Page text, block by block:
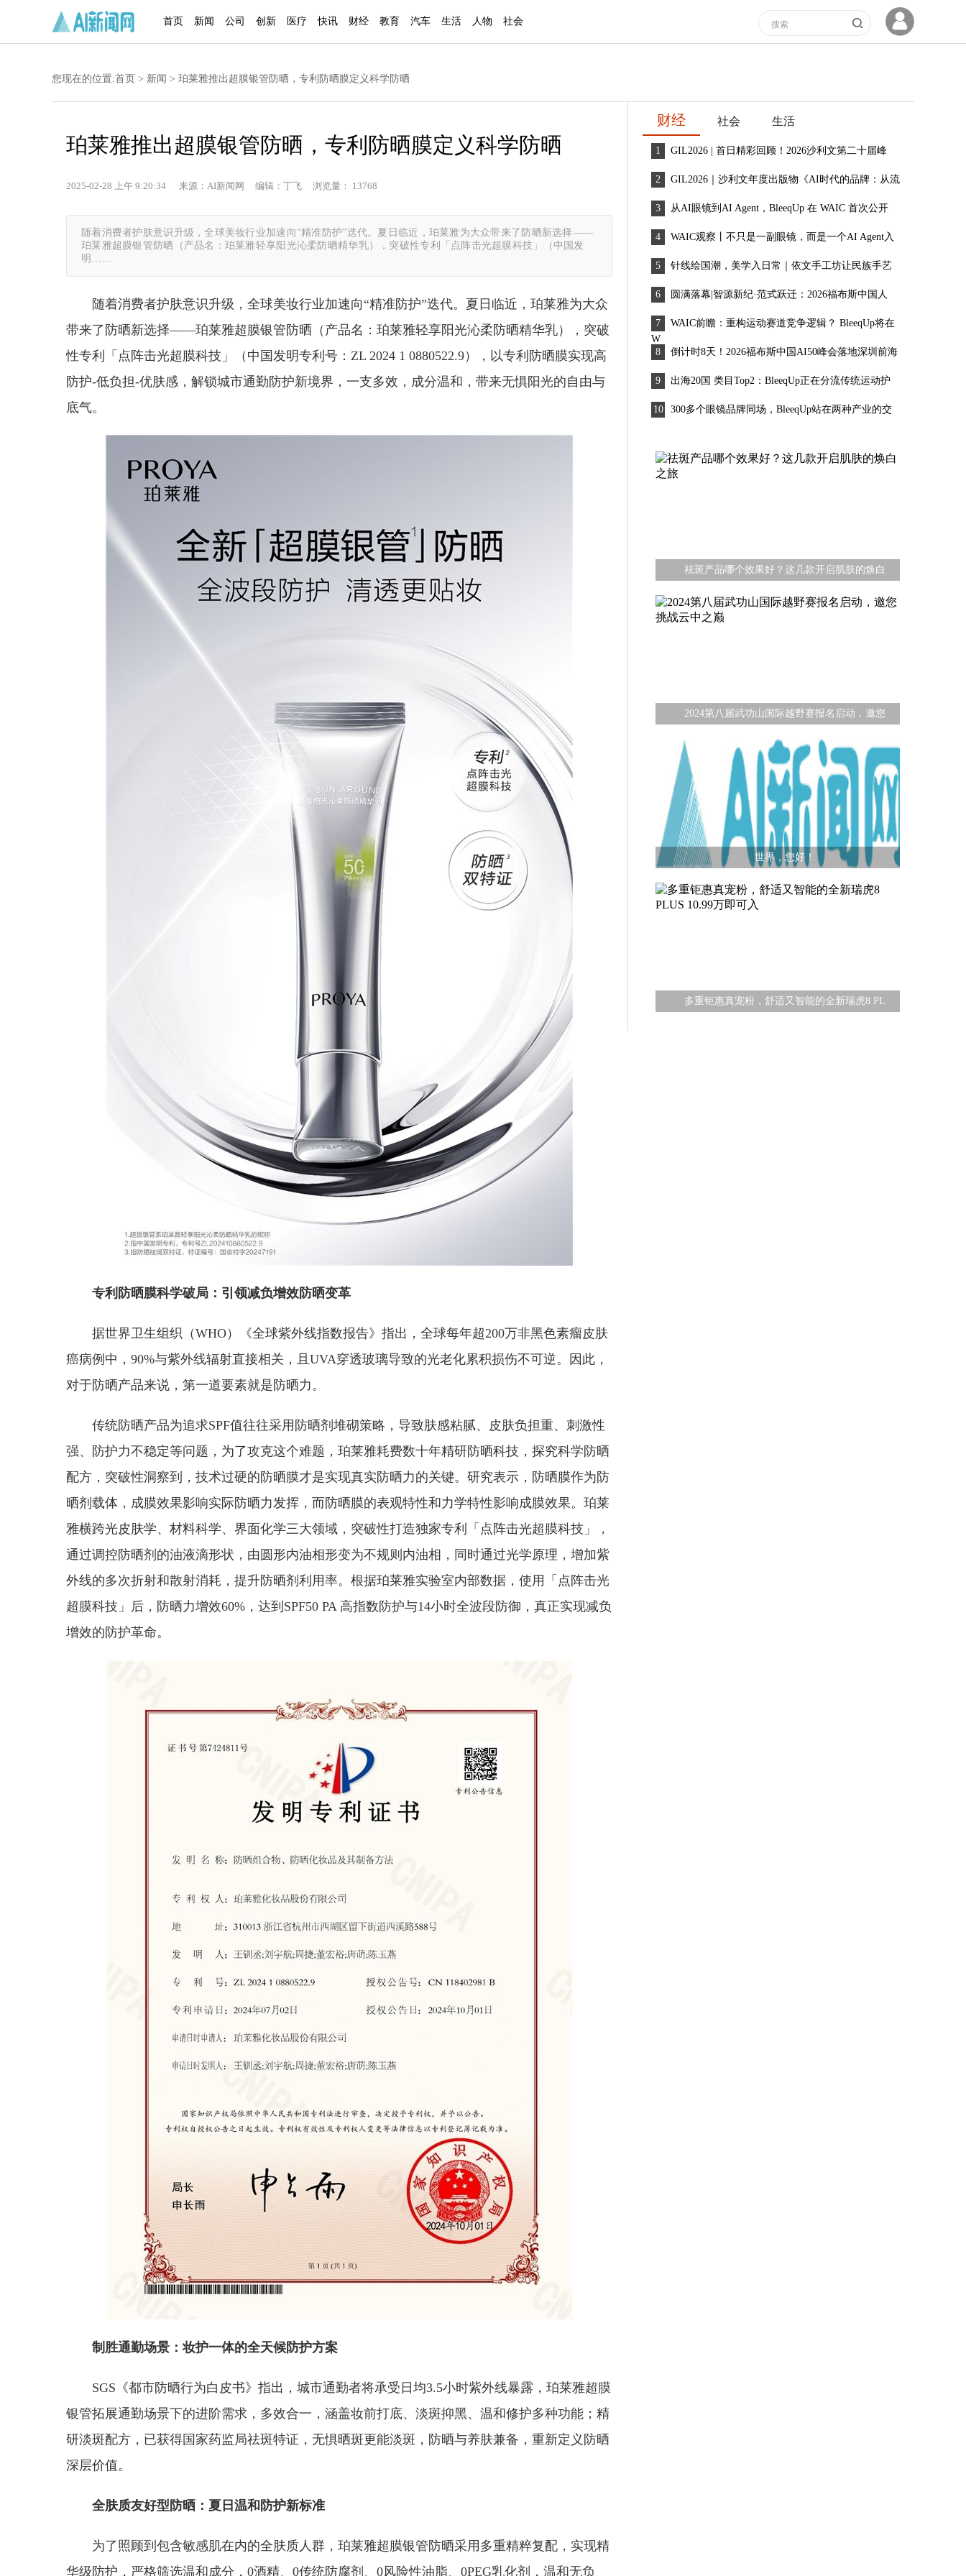
首页 新闻 公司 创新 医疗 快讯 财经 教育 汽车 生活 人物 社会
您现在的位置:首页 > 新闻 > 珀莱雅推出超膜银管防晒，专利防晒膜定义科学防晒
珀莱雅推出超膜银管防晒，专利防晒膜定义科学防晒
2025-02-28 上午 9:20:34 来源：AI新闻网 编辑：丁飞 浏览量： 13768
随着消费者护肤意识升级，全球美妆行业加速向“精准防护”迭代。夏日临近，珀莱雅为大众带来了防晒新选择——
珀莱雅超膜银管防晒（产品名：珀莱雅轻享阳光沁柔防晒精华乳），突破性专利「点阵击光超膜科技」（中国发
明……
随着消费者护肤意识升级，全球美妆行业加速向“精准防护”迭代。夏日临近，珀莱雅为大众
带来了防晒新选择——珀莱雅超膜银管防晒（产品名：珀莱雅轻享阳光沁柔防晒精华乳），突破
性专利「点阵击光超膜科技」（中国发明专利号：ZL 2024 1 0880522.9），以专利防晒膜实现高
防护-低负担-优肤感，解锁城市通勤防护新境界，一支多效，成分温和，带来无惧阳光的自由与
底气。
专利防晒膜科学破局：引领减负增效防晒变革
据世界卫生组织（WHO）《全球紫外线指数报告》指出，全球每年超200万非黑色素瘤皮肤
癌病例中，90%与紫外线辐射直接相关，且UVA穿透玻璃导致的光老化累积损伤不可逆。因此，
对于防晒产品来说，第一道要素就是防晒力。
传统防晒产品为追求SPF值往往采用防晒剂堆砌策略，导致肤感粘腻、皮肤负担重、刺激性
强、防护力不稳定等问题，为了攻克这个难题，珀莱雅耗费数十年精研防晒科技，探究科学防晒
配方，突破性洞察到，技术过硬的防晒膜才是实现真实防晒力的关键。研究表示，防晒膜作为防
晒剂载体，成膜效果影响实际防晒力发挥，而防晒膜的表观特性和力学特性影响成膜效果。珀莱
雅横跨光皮肤学、材料科学、界面化学三大领域，突破性打造独家专利「点阵击光超膜科技」，
通过调控防晒剂的油液滴形状，由圆形内油相形变为不规则内油相，同时通过光学原理，增加紫
外线的多次折射和散射消耗，提升防晒剂利用率。根据珀莱雅实验室内部数据，使用「点阵击光
超膜科技」后，防晒力增效60%，达到SPF50 PA 高指数防护与14小时全波段防御，真正实现减负
增效的防护革命。
制胜通勤场景：妆护一体的全天候防护方案
SGS《都市防晒行为白皮书》指出，城市通勤者将承受日均3.5小时紫外线暴露，珀莱雅超膜
银管拓展通勤场景下的进阶需求，多效合一，涵盖妆前打底、淡斑抑黑、温和修护多种功能；精
研淡斑配方，已获得国家药监局祛斑特证，无惧晒斑更能淡斑，防晒与养肤兼备，重新定义防晒
深层价值。
全肤质友好型防晒：夏日温和防护新标准
为了照顾到包含敏感肌在内的全肤质人群，珀莱雅超膜银管防晒采用多重精粹复配，实现精
华级防护，严格筛选温和成分，0酒精、0传统防腐剂、0风险性油脂、0PEG乳化剂，温和无负
财经 社会 生活
GIL2026 | 首日精彩回顾！2026沙利文第二十届峰
GIL2026｜沙利文年度出版物《AI时代的品牌：从流
从AI眼镜到AI Agent，BleeqUp 在 WAIC 首次公开
WAIC观察丨不只是一副眼镜，而是一个AI Agent入
针线绘国潮，美学入日常｜依文手工坊让民族手艺
圆满落幕|智源新纪·范式跃迁：2026福布斯中国人
WAIC前瞻：重构运动赛道竞争逻辑？ BleeqUp将在
W
倒计时8天！2026福布斯中国AI50峰会落地深圳前海
出海20国 类目Top2：BleeqUp正在分流传统运动护
300多个眼镜品牌同场，BleeqUp站在两种产业的交
2026年6月最新亨得利官方售后中国区客户服务中心
祛斑产品哪个效果好？这几款开启肌肤的焕白
2024第八届武功山国际越野赛报名启动，邀您
世界，您好！
多重钜惠真宠粉，舒适又智能的全新瑞虎8 PL